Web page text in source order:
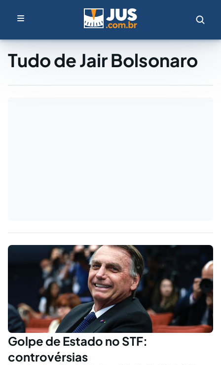
Tudo de Jair Bolsonaro
Golpe de Estado no STF:
controvérsias